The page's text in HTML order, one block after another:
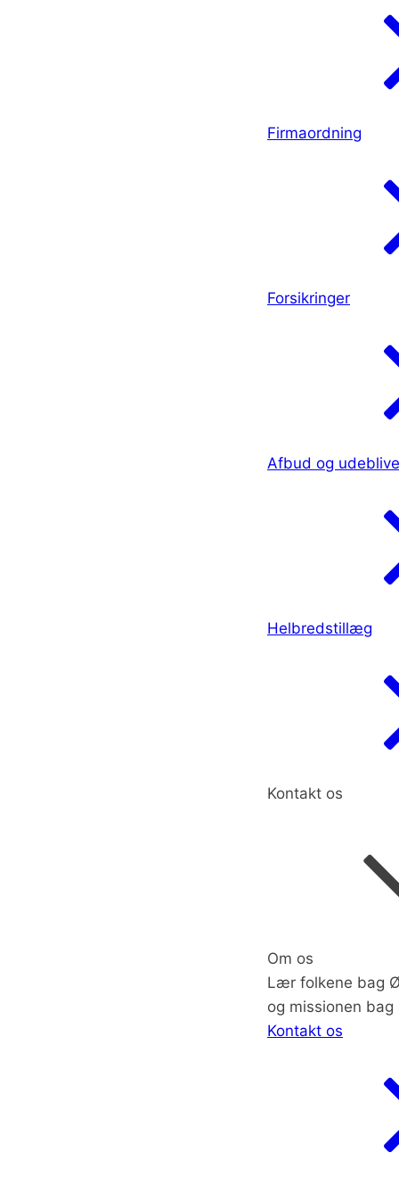
Firmaordning
Forsikringer
Afbud og
Helbredstillæg
Kontakt os
Om os
Lær folkene bag
og missionen
Kontakt os